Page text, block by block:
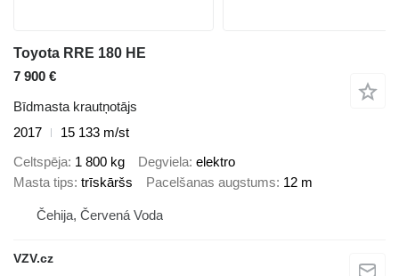
Toyota RRE 180 HE
7 900 €
Bīdmasta krautņotājs
2017
15 133 m/st
Celtspēja 1 800 kg Degviela elektro
Masta tips trīskāršs Pacelšanas augstums 12 m
Čehija, Červená Voda
VZV.cz